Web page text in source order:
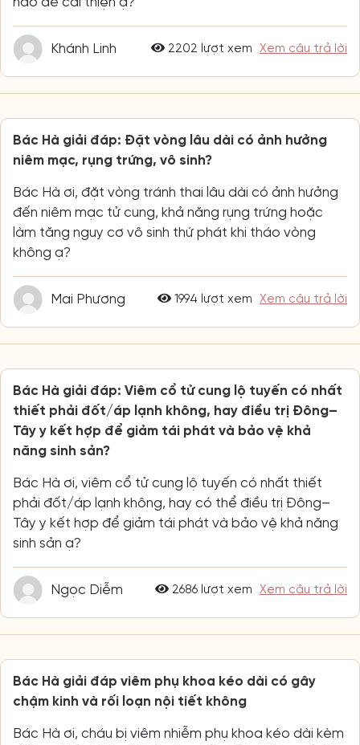
Khánh Linh 2202 lượt xem Xem câu trả lời
Bác Hà giải đáp: Đặt vòng lâu dài có ảnh hưởng
niêm mạc, rụng trứng, vô sinh?
Bác Hà ơi, đặt vòng tránh thai lâu dài có ảnh hưởng
đến niêm mạc tử cung, khả năng rụng trứng hoặc
làm tăng nguy cơ vô sinh thứ phát khi tháo vòng
không ạ?
Mai Phương 1994 lượt xem Xem câu trả lời
Bác Hà giải đáp: Viêm cổ tử cung lộ tuyến có nhất
thiết phải đốt/áp lạnh không, hay điều trị Đông–
Tây y kết hợp để giảm tái phát và bảo vệ khả
năng sinh sản?
Bác Hà ơi, viêm cổ tử cung lộ tuyến có nhất thiết
phải đốt/áp lạnh không, hay có thể điều trị Đông–
Tây y kết hợp để giảm tái phát và bảo vệ khả năng
sinh sản ạ?
Ngọc Diễm 2686 lượt xem Xem câu trả lời
Bác Hà giải đáp viêm phụ khoa kéo dài có gây
chậm kinh và rối loạn nội tiết không
Bác Hà ơi, cháu bị viêm nhiễm phụ khoa kéo dài kèm